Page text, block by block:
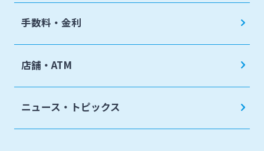
手数料・金利
店舗・ATM
ニュース・トピックス